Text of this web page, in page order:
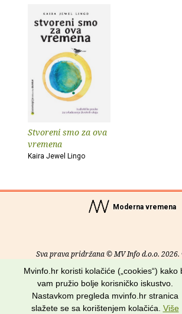
Stvoreni smo za ova
vremena
Kaira Jewel Lingo
Moderna vremena
Sva prava pridržana © MV Info d.o.o. 2026.
Uvjeti korištenja
Potraži nas na:
Mvinfo.hr koristi kolačiće („cookies“) kako
vam pružio bolje korisničko iskustvo.
Nastavkom pregleda mvinfo.hr stranica
slažete se sa korištenjem kolačića. Više